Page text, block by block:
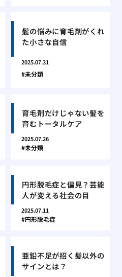
髪の悩みに育毛剤がくれ
た小さな自信
2025.07.31
未分類
育毛剤だけじゃない髪を
育むトータルケア
2025.07.26
未分類
円形脱毛症と偏見？芸能
人が変える社会の目
2025.07.11
円形脱毛症
亜鉛不足が招く髪以外の
サインとは？